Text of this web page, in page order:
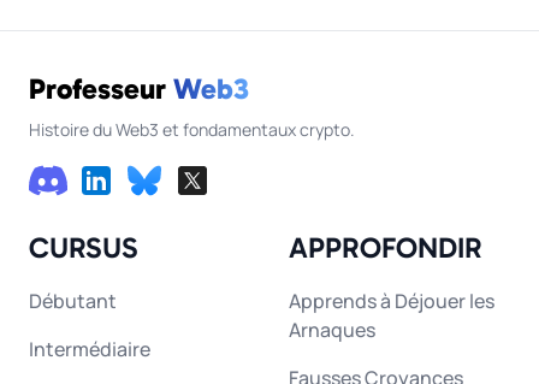
Professeur Web3
Histoire du Web3 et fondamentaux crypto.
CURSUS
Débutant
Intermédiaire
APPROFONDIR
Apprends à Déjouer les
Arnaques
Fausses Croyances